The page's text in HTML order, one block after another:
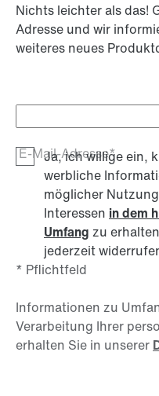
Nichts leichter als das!
Adresse und wir
weiteres neues
E-Mail-Adresse*
Ja, ich willige ein,
werbliche
möglicher
Interessen in dem
Umfang zu
jederzeit
* Pflichtfeld
Informationen zu
Verarbeitung Ihrer
erhalten Sie in unserer